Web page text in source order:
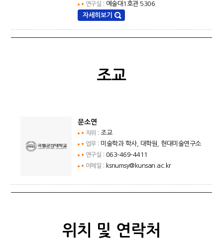
연구실 : 예술대1호관 5306
자세히보기
조교
문소연
직위 : 조교
업무: 미술학과 학사, 대학원, 현대미술연구소
연구실 : 063-469-4411
이메일 : ksnumsy@kunsan.ac.kr
위치 및 연락처